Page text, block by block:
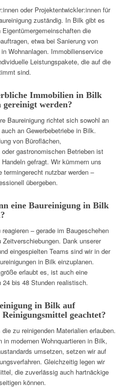
oder Projektentwickler:innen für
zuständig. In Bilk gibt es
die
etwa bei Sanierung von
Wohnanlagen. Immobilienservice
Leistungspakete, die auf die
sind.
Immobilien in Bilk
gereinigt werden?
Baureinigung richtet sich sowohl an
an Gewerbebetriebe in Bilk.
von Büroflächen,
gastronomischen Betrieben ist
gefragt. Wir kümmern uns
termingerecht nutzbar werden –
übergeben.
eine Baureinigung in Bilk
– gerade im Baugeschehen
Dank unserer
eingespielten Teams sind wir in der
in Bilk einzuplanen.
erlaubt es, ist auch eine
24 bis 48 Stunden realistisch.
in Bilk auf
geachtet?
zu reinigenden Materialien erlauben.
in modernen Wohnquartieren in Bilk,
umsetzen, setzen wir auf
Gleichzeitig legen wir
die zuverlässig auch hartnäckige
können.